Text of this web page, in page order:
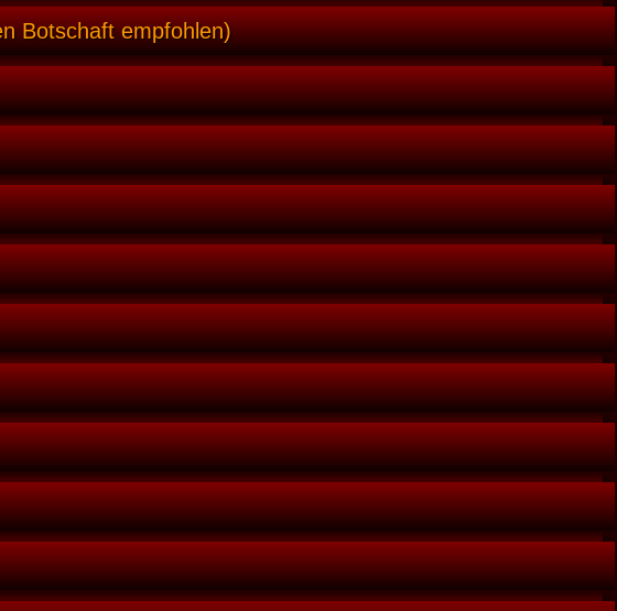
Botschaft empfohlen)